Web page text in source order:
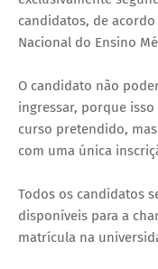
candidatos, de
Nacional do Ensino
O candidato não
ingressar, porque
curso pretendido,
com uma única
Todos os candidatos
disponíveis para a
matrícula na